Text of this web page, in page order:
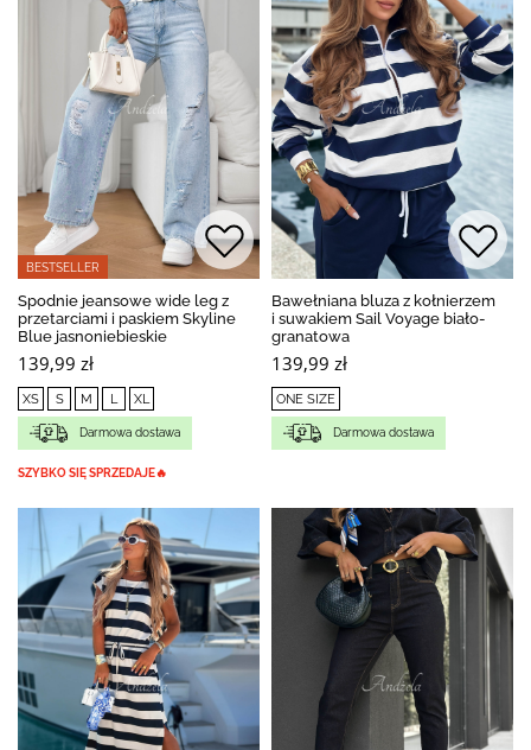
BESTSELLER
Spodnie jeansowe wide leg z
przetarciami i paskiem Skyline
Blue jasnoniebieskie
139,99 zł
XS S M L XL
Darmowa dostawa
SZYBKO SIĘ SPRZEDAJE🔥
Bawełniana bluza z kołnierzem
i suwakiem Sail Voyage biało-
granatowa
139,99 zł
ONE SIZE
Darmowa dostawa